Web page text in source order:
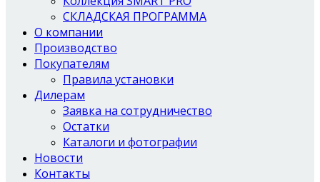
СКЛАДСКАЯ ПРОГРАММА
О компании
Производство
Покупателям
Правила установки
Дилерам
Заявка на сотрудничество
Остатки
Каталоги и фотографии
Новости
Контакты